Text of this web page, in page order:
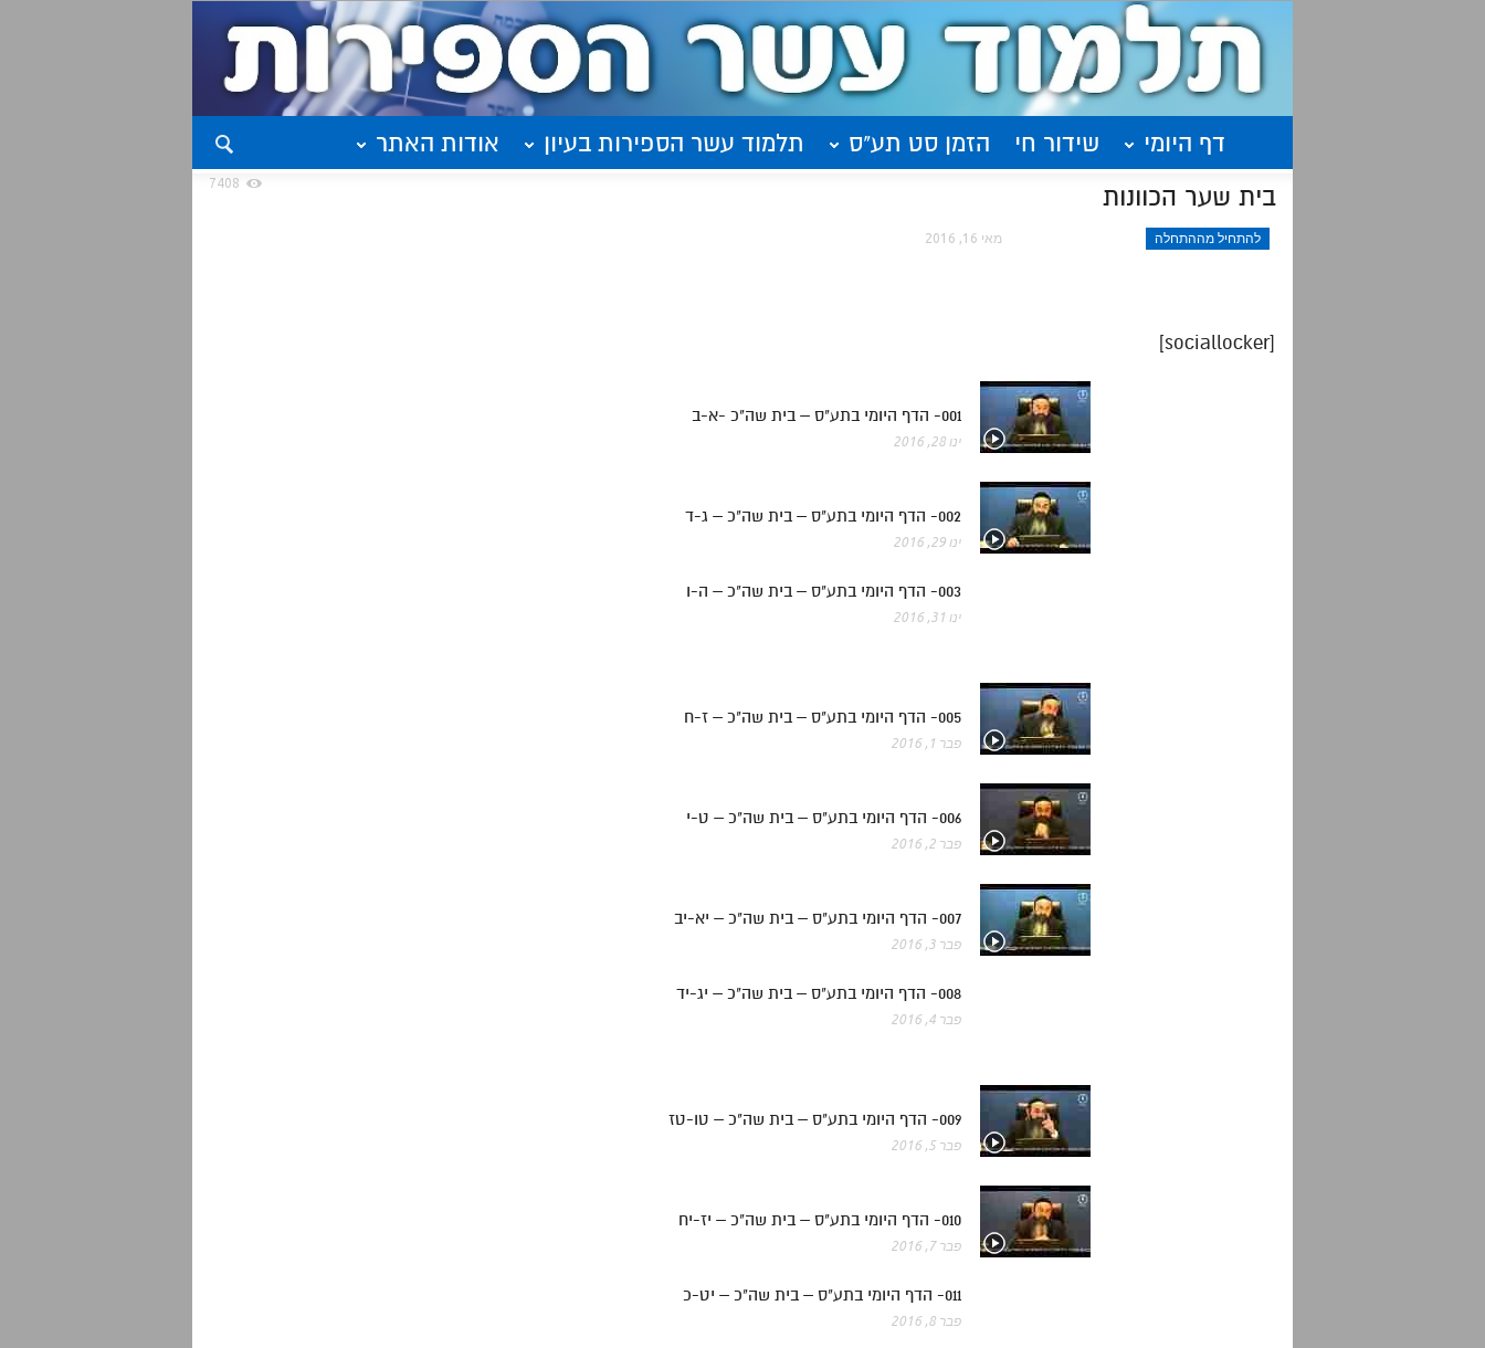
דף היומי שידור חי הזמן סט תע"ס תלמוד עשר הספירות בעיון אודות האתר
בית שער הכוונות
להתחיל מההתחלה מאי 16, 2016
7408
[sociallocker]
001- הדף היומי בתע"ס – בית שה"כ -א-ב
ינו 28, 2016
002- הדף היומי בתע"ס – בית שה"כ – ג-ד
ינו 29, 2016
003- הדף היומי בתע"ס – בית שה"כ – ה-ו
ינו 31, 2016
005- הדף היומי בתע"ס – בית שה"כ – ז-ח
פבר 1, 2016
006- הדף היומי בתע"ס – בית שה"כ – ט-י
פבר 2, 2016
007- הדף היומי בתע"ס – בית שה"כ – יא-יב
פבר 3, 2016
008- הדף היומי בתע"ס – בית שה"כ – יג-יד
פבר 4, 2016
009- הדף היומי בתע"ס – בית שה"כ – טו-טז
פבר 5, 2016
010- הדף היומי בתע"ס – בית שה"כ – יז-יח
פבר 7, 2016
011- הדף היומי בתע"ס – בית שה"כ – יט-כ
פבר 8, 2016